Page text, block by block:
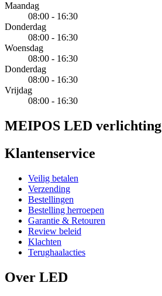
Maandag
08:00 - 16:30
Donderdag
08:00 - 16:30
Woensdag
08:00 - 16:30
Donderdag
08:00 - 16:30
Vrijdag
08:00 - 16:30
MEIPOS LED verlichting
Klantenservice
Veilig betalen
Verzending
Bestellingen
Bestelling herroepen
Garantie & Retouren
Review beleid
Klachten
Terughaalacties
Over LED